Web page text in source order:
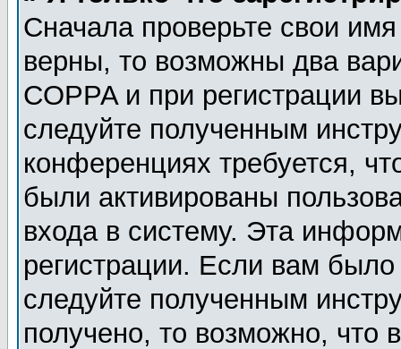
Сначала проверьте свои
верны, то возможны два
COPPA и при регистрации
следуйте полученным
конференциях требуется,
были активированы
входа в систему. Эта
регистрации. Если вам
следуйте полученным
получено, то возможно, что